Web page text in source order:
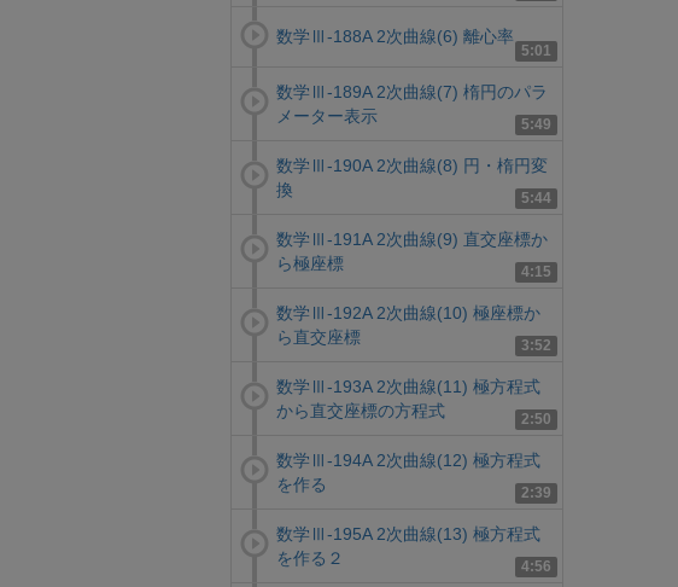
5:01
数学Ⅲ-188A 2次曲線(6) 離心率
5:49
数学Ⅲ-189A 2次曲線(7) 楕円のパラ
メーター表示
5:44
数学Ⅲ-190A 2次曲線(8) 円・楕円変
換
4:15
数学Ⅲ-191A 2次曲線(9) 直交座標か
ら極座標
3:52
数学Ⅲ-192A 2次曲線(10) 極座標か
ら直交座標
2:50
数学Ⅲ-193A 2次曲線(11) 極方程式
から直交座標の方程式
2:39
数学Ⅲ-194A 2次曲線(12) 極方程式
を作る
4:56
数学Ⅲ-195A 2次曲線(13) 極方程式
を作る２